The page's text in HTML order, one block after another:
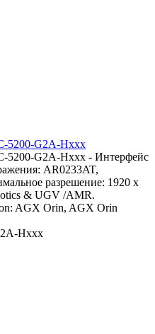
5200-G2A-Hxxx
5200-G2A-Hxxx - Интерфейс
AR0233AT,
разрешение: 1920 x
& UGV /AMR.
AGX Orin, AGX Orin
Hxxx